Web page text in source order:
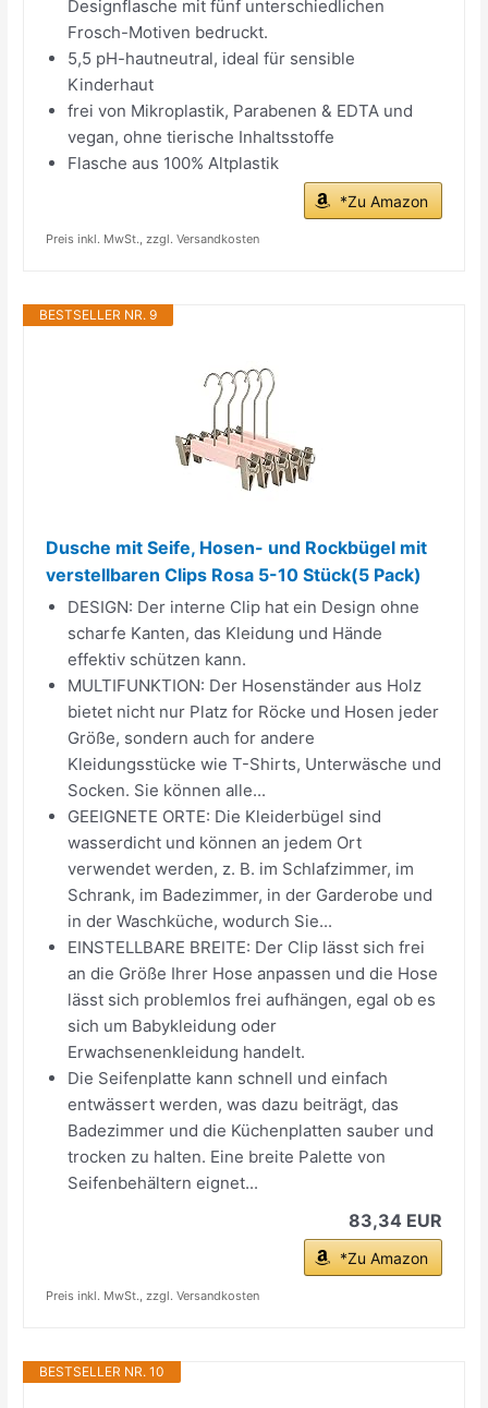
Designflasche mit fünf unterschiedlichen
Frosch-Motiven bedruckt.
5,5 pH-hautneutral, ideal für sensible
Kinderhaut
frei von Mikroplastik, Parabenen & EDTA und
vegan, ohne tierische Inhaltsstoffe
Flasche aus 100% Altplastik
*Zu Amazon
Preis inkl. MwSt., zzgl. Versandkosten
BESTSELLER NR. 9
Dusche mit Seife, Hosen- und Rockbügel mit
verstellbaren Clips Rosa 5-10 Stück(5 Pack)
DESIGN: Der interne Clip hat ein Design ohne
scharfe Kanten, das Kleidung und Hände
effektiv schützen kann.
MULTIFUNKTION: Der Hosenständer aus Holz
bietet nicht nur Platz for Röcke und Hosen jeder
Größe, sondern auch for andere
Kleidungsstücke wie T-Shirts, Unterwäsche und
Socken. Sie können alle...
GEEIGNETE ORTE: Die Kleiderbügel sind
wasserdicht und können an jedem Ort
verwendet werden, z. B. im Schlafzimmer, im
Schrank, im Badezimmer, in der Garderobe und
in der Waschküche, wodurch Sie...
EINSTELLBARE BREITE: Der Clip lässt sich frei
an die Größe Ihrer Hose anpassen und die Hose
lässt sich problemlos frei aufhängen, egal ob es
sich um Babykleidung oder
Erwachsenenkleidung handelt.
Die Seifenplatte kann schnell und einfach
entwässert werden, was dazu beiträgt, das
Badezimmer und die Küchenplatten sauber und
trocken zu halten. Eine breite Palette von
Seifenbehältern eignet...
83,34 EUR
*Zu Amazon
Preis inkl. MwSt., zzgl. Versandkosten
BESTSELLER NR. 10